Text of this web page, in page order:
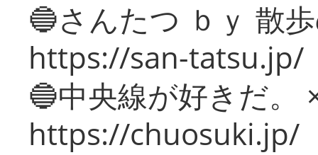
🔵さんたつ ｂｙ 散
https://san-tatsu.jp/
🔵中央線が好きだ。
https://chuosuki.jp/